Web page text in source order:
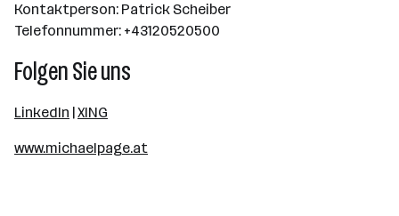
Kontaktperson: Patrick Scheiber
Telefonnummer: +43120520500
Folgen Sie uns
LinkedIn |XING
www.michaelpage.at